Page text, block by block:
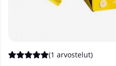
Keskiarvoluokitus 5 / 5
(1 arvostelut)